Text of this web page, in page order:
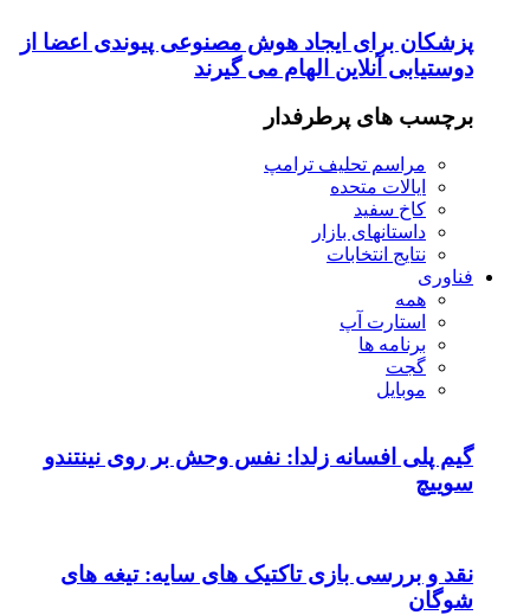
پزشکان برای ایجاد هوش مصنوعی پیوندی اعضا از
دوستیابی آنلاین الهام می گیرند
برچسب های پرطرفدار
مراسم تحلیف ترامپ
ایالات متحده
کاخ سفید
داستانهای بازار
نتایج انتخابات
فناوری
همه
استارت آپ
برنامه ها
گجت
موبایل
گیم پلی افسانه زلدا: نفس وحش بر روی نینتندو
سوییچ
نقد و بررسی بازی تاکتیک های سایه: تیغه های
شوگان